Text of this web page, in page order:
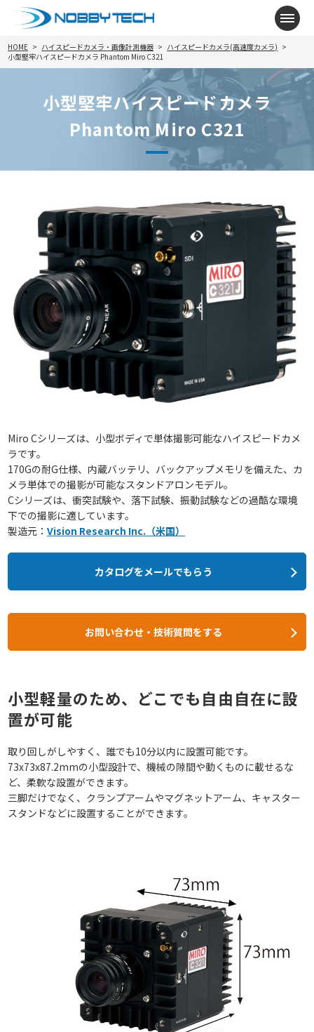
メニ
HOME ハイスピードカメラ・画像計測機器
ハイスピードカメラ(高速度カメラ)
小型堅牢ハイスピードカメラ Phantom Miro C321
小型堅牢ハイスピードカメラ
Phantom Miro C321
Miro Cシリーズは、小型ボディで単体撮影可能なハイスピードカメ
ラです。
170Gの耐G仕様、内蔵バッテリ、バックアップメモリを備えた、カ
メラ単体での撮影が可能なスタンドアロンモデル。
Cシリーズは、衝突試験や、落下試験、振動試験などの過酷な環境
下での撮影に適しています。
製造元：Vision Research Inc.（米国）
カタログをメールでもらう
お問い合わせ・技術質問をする
小型軽量のため、どこでも自由自在に設
置が可能
取り回しがしやすく、誰でも10分以内に設置可能です。
73x73x87.2mmの小型設計で、機械の隙間や動くものに載せるな
ど、柔軟な設置ができます。
三脚だけでなく、クランプアームやマグネットアーム、キャスター
スタンドなどに設置することができます。